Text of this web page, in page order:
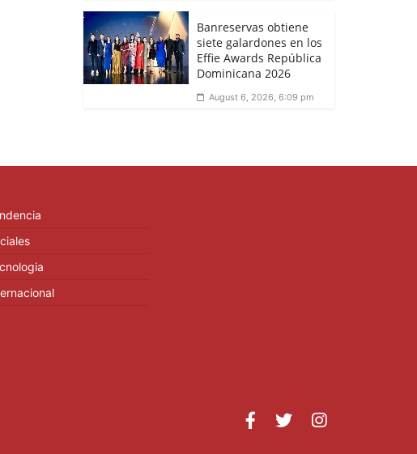
Banreservas obtiene
siete galardones en los
Effie Awards República
Dominicana 2026
August 6, 2026, 6:09 pm